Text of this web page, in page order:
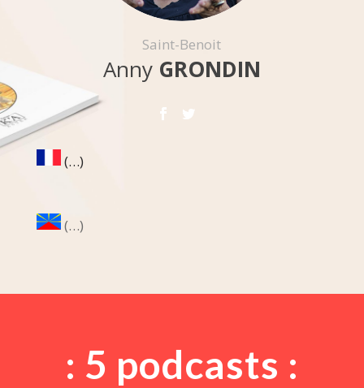
Saint-Benoit
Anny GRONDIN
(…)
(…)
: 5 podcasts :